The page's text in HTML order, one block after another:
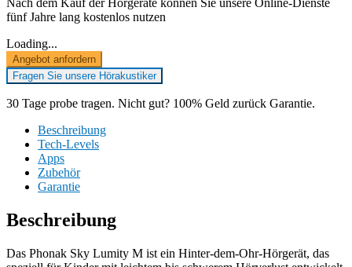
fünf Jahre lang kostenlos nutzen
Loading...
Angebot anfordern
Fragen Sie unsere Hörakustiker
30 Tage probe tragen. Nicht gut? 100% Geld zurück Garantie.
Beschreibung
Tech-Levels
Apps
Zubehör
Garantie
Beschreibung
Das Phonak Sky Lumity M ist ein Hinter-dem-Ohr-Hörgerät, das